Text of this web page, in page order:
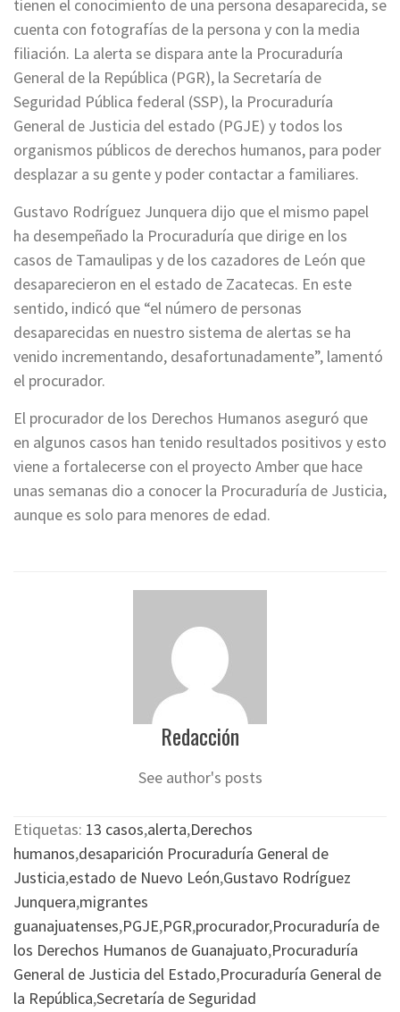
tienen el conocimiento de una persona desaparecida, se
cuenta con fotografías de la persona y con la media
filiación. La alerta se dispara ante la Procuraduría
General de la República (PGR), la Secretaría de
Seguridad Pública federal (SSP), la Procuraduría
General de Justicia del estado (PGJE) y todos los
organismos públicos de derechos humanos, para poder
desplazar a su gente y poder contactar a familiares.
Gustavo Rodríguez Junquera dijo que el mismo papel
ha desempeñado la Procuraduría que dirige en los
casos de Tamaulipas y de los cazadores de León que
desaparecieron en el estado de Zacatecas. En este
sentido, indicó que “el número de personas
desaparecidas en nuestro sistema de alertas se ha
venido incrementando, desafortunadamente”, lamentó
el procurador.
El procurador de los Derechos Humanos aseguró que
en algunos casos han tenido resultados positivos y esto
viene a fortalecerse con el proyecto Amber que hace
unas semanas dio a conocer la Procuraduría de Justicia,
aunque es solo para menores de edad.
Redacción
See author's posts
Etiquetas: 13 casos,alerta,Derechos
humanos,desaparición Procuraduría General de
Justicia,estado de Nuevo León,Gustavo Rodríguez
Junquera,migrantes
guanajuatenses,PGJE,PGR,procurador,Procuraduría de
los Derechos Humanos de Guanajuato,Procuraduría
General de Justicia del Estado,Procuraduría General de
la República,Secretaría de Seguridad